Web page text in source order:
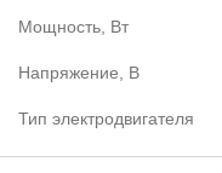
Мощность, Вт
Напряжение, В
Тип электродвигателя